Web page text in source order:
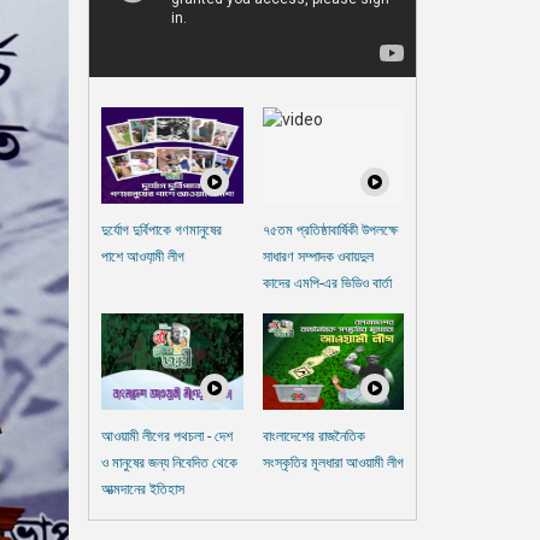
দুর্যোগ দুর্বিপাকে গণমানুষের
পাশে আওযা়মী লীগ
৭৫তম প্রতিষ্ঠাবার্ষিকী উপলক্ষে
সাধারণ সম্পাদক ওবায়দুল
কাদের এমপি-এর ভিডিও বার্তা
আওয়ামী লীগের পথচলা - দেশ
ও মানুষের জন্য নিবেদিত থেকে
আত্মদানের ইতিহাস
বাংলাদেশের রাজনৈতিক
সংস্কৃতির মূলধারা আওয়ামী লীগ